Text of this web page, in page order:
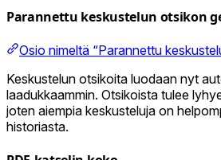
Parannettu keskustelun otsikon
Osio nimeltä “Parannettu
Keskustelun otsikoita luodaan nyt
laadukkaammin. Otsikoista tulee
joten aiempia keskusteluja on
historiasta.